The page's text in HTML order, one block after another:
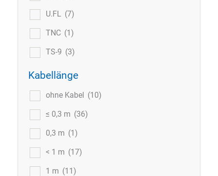
U.FL (7)
TNC (1)
TS-9 (3)
Kabellänge
ohne Kabel (10)
≤ 0,3 m (36)
0,3 m (1)
< 1 m (17)
1 m (11)